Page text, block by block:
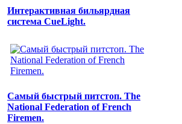
Интерактивная бильярдная
система CueLight.
Самый быстрый питстоп. The
National Federation of French
Firemen.